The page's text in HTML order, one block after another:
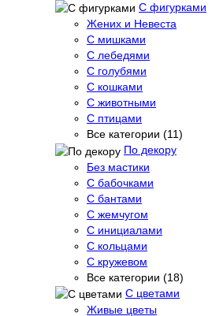
С фигурками
Жених и Невеста
С мишками
С лебедями
С голубями
С кошками
С животными
С птицами
Все категории (11)
По декору
Без мастики
С бабочками
С бантами
С жемчугом
С инициалами
С кольцами
С кружевом
Все категории (18)
С цветами
Живые цветы